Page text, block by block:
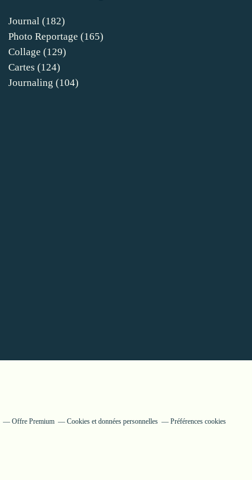
Journal (182)
Photo Reportage (165)
Collage (129)
Cartes (124)
Journaling (104)
Offre Premium Cookies et données personnelles Préférences cookies